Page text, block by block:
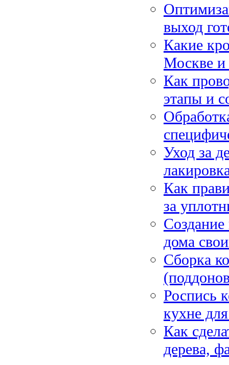
выход
Какие
Москве и
Как
этапы и
Уход за
Как
за
Создание
дома
Сборка
Роспись
кухне
Как
дерева,